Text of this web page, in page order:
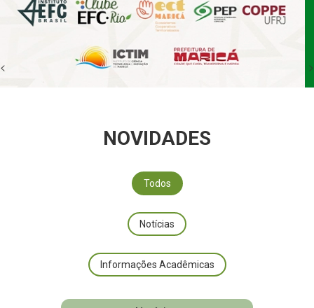
< >
NOVIDADES
Todos
Notícias
Informações Acadêmicas